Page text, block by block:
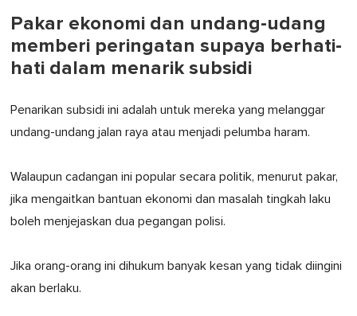
Pakar ekonomi dan undang-udang
memberi peringatan supaya berhati-
hati dalam menarik subsidi
Penarikan subsidi ini adalah untuk mereka yang melanggar
undang-undang jalan raya atau menjadi pelumba haram.
Walaupun cadangan ini popular secara politik, menurut pakar,
jika mengaitkan bantuan ekonomi dan masalah tingkah laku
boleh menjejaskan dua pegangan polisi.
Jika orang-orang ini dihukum banyak kesan yang tidak diingini
akan berlaku.